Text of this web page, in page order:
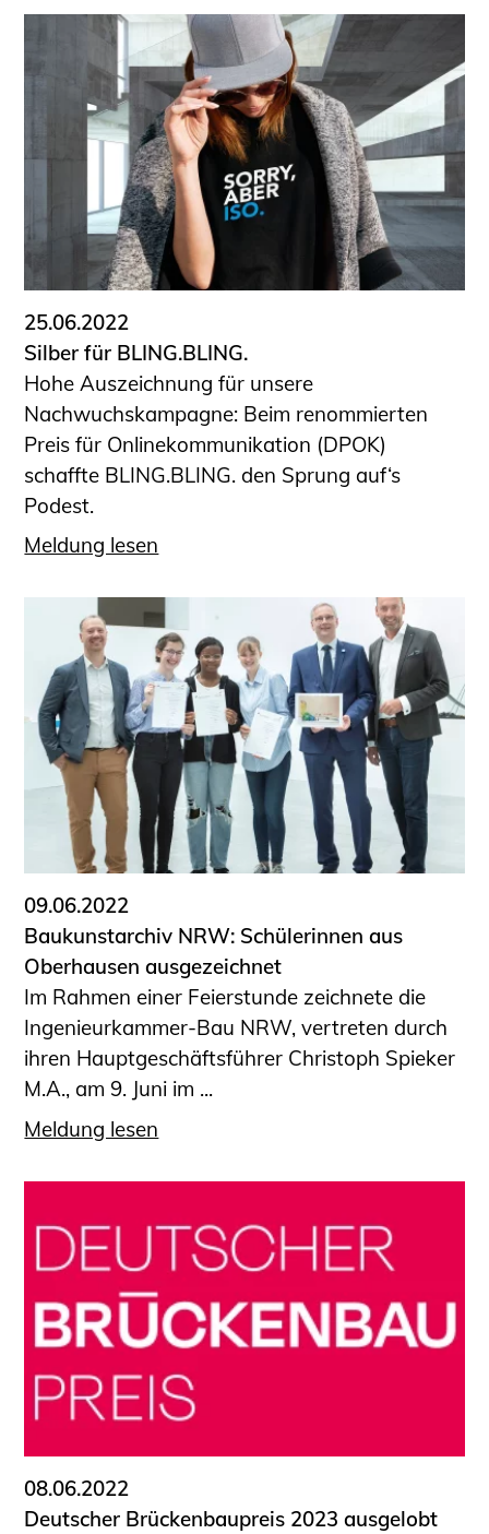
25.06.2022
Silber für BLING.BLING.
Hohe Auszeichnung für unsere
Nachwuchskampagne: Beim renommierten
Preis für Onlinekommunikation (DPOK)
schaffte BLING.BLING. den Sprung auf‘s
Podest.
Meldung lesen
09.06.2022
Baukunstarchiv NRW: Schülerinnen aus
Oberhausen ausgezeichnet
Im Rahmen einer Feierstunde zeichnete die
Ingenieurkammer-Bau NRW, vertreten durch
ihren Hauptgeschäftsführer Christoph Spieker
M.A., am 9. Juni im ...
Meldung lesen
08.06.2022
Deutscher Brückenbaupreis 2023 ausgelobt